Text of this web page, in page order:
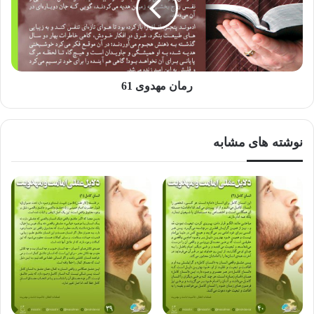
ناگفته پیداست کسانی میتوانند ضامن اجرای قوانین الهی و رهبر
خوبی برای انجام صحیح آن باشند که در مرحله اول: به این قوانین
و شرایع الهی به اندازه‌ای دانا باشند که اَعْلم و اَفْهم در دین بوده تا
بتوانند ترجمان و بیان کننده حکمت و علم الهی برای همه عالم و
دعوت کننده به دین الاهی با حکمت و موعظه حسنه باشند.
خدا را پیوسته حاضر و ناظر بر پندار و کردار خویش بدانند. آن
چنان مراقب باشند که هرگز به اشتباه و فراموشی گرفتار نشوند.
رمان مهدوی 61
نوشته های مشابه